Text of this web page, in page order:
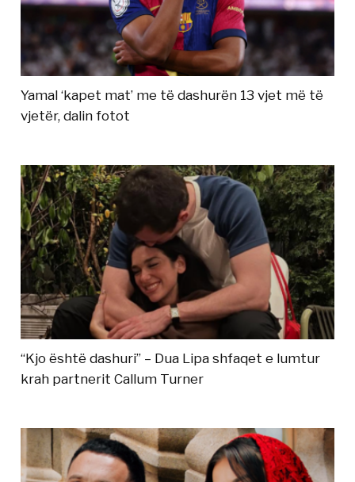
Yamal ‘kapet mat’ me të dashurën 13 vjet më të
vjetër, dalin fotot
“Kjo është dashuri” – Dua Lipa shfaqet e lumtur
krah partnerit Callum Turner